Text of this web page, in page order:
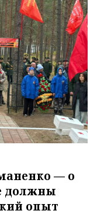
— о
должны
опыт